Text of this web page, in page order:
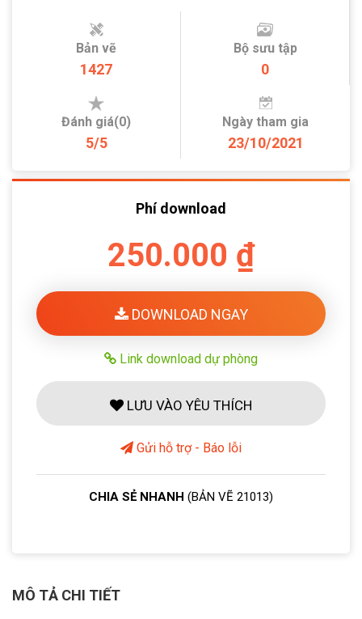
Bản vẽ
1427
Bộ sưu tập
0
Đánh giá(0)
5/5
Ngày tham gia
23/10/2021
Phí download
250.000 ₫
DOWNLOAD NGAY
Link download dự phòng
LƯU VÀO YÊU THÍCH
Gửi hỗ trợ - Báo lỗi
CHIA SẺ NHANH (BẢN VẼ 21013)
MÔ TẢ CHI TIẾT